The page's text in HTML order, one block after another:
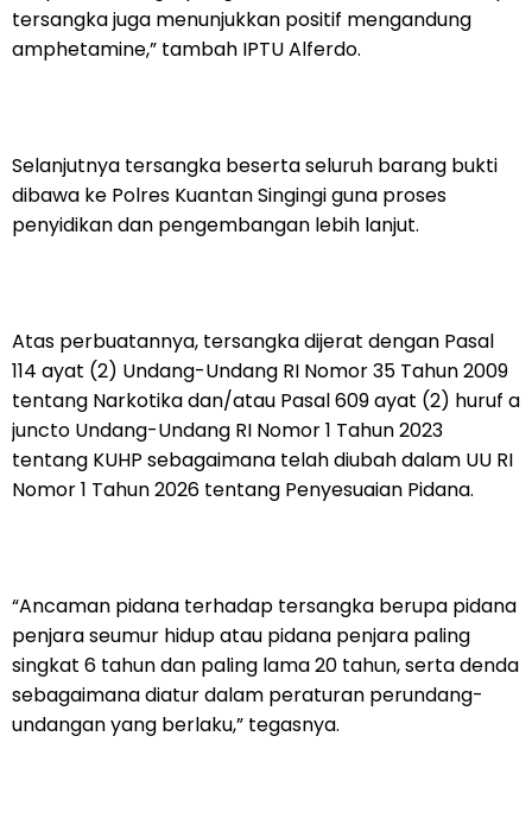
tersangka juga menunjukkan positif mengandung
amphetamine,” tambah IPTU Alferdo.
Selanjutnya tersangka beserta seluruh barang bukti
dibawa ke Polres Kuantan Singingi guna proses
penyidikan dan pengembangan lebih lanjut.
Atas perbuatannya, tersangka dijerat dengan Pasal
114 ayat (2) Undang-Undang RI Nomor 35 Tahun 2009
tentang Narkotika dan/atau Pasal 609 ayat (2) huruf a
juncto Undang-Undang RI Nomor 1 Tahun 2023
tentang KUHP sebagaimana telah diubah dalam UU RI
Nomor 1 Tahun 2026 tentang Penyesuaian Pidana.
“Ancaman pidana terhadap tersangka berupa pidana
penjara seumur hidup atau pidana penjara paling
singkat 6 tahun dan paling lama 20 tahun, serta denda
sebagaimana diatur dalam peraturan perundang-
undangan yang berlaku,” tegasnya.